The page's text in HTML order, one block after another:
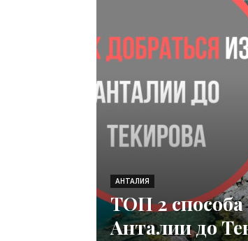
АНТАЛИЯ
ТОП 2 способа
Анталии до